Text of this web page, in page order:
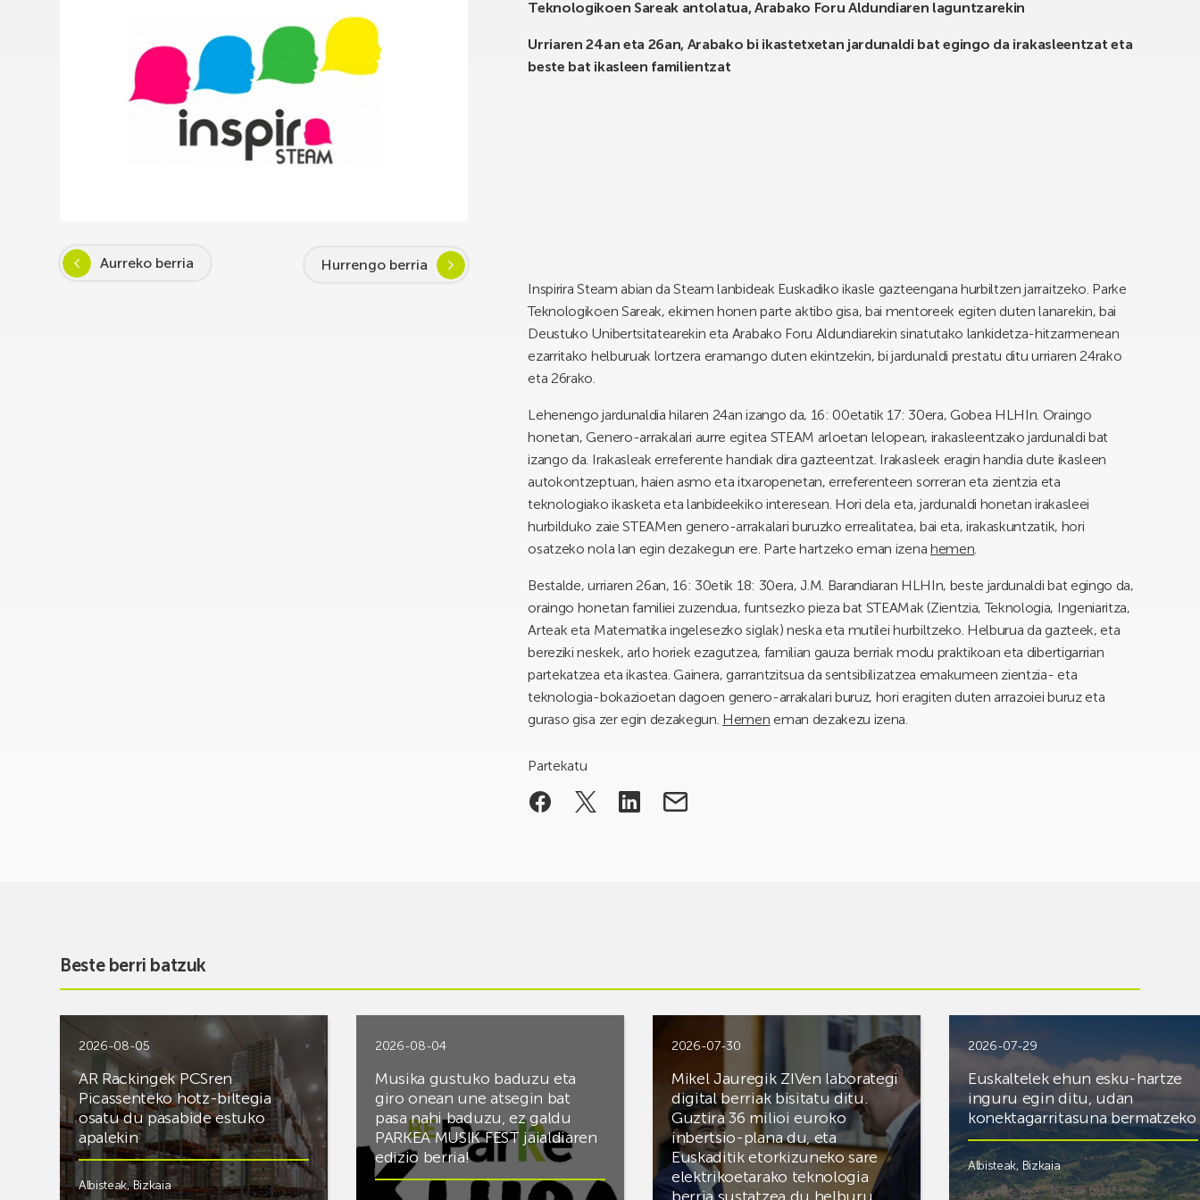
Aurreko berria Hurrengo berria
Teknologikoen Sareak antolatua, Arabako Foru Aldundiaren laguntzarekin
Urriaren 24an eta 26an, Arabako bi ikastetxetan jardunaldi bat egingo da irakasleentzat eta
beste bat ikasleen familientzat
Inspirira Steam abian da Steam lanbideak Euskadiko ikasle gazteengana hurbiltzen jarraitzeko. Parke
Teknologikoen Sareak, ekimen honen parte aktibo gisa, bai mentoreek egiten duten lanarekin, bai
Deustuko Unibertsitatearekin eta Arabako Foru Aldundiarekin sinatutako lankidetza-hitzarmenean
ezarritako helburuak lortzera eramango duten ekintzekin, bi jardunaldi prestatu ditu urriaren 24rako
eta 26rako.
Lehenengo jardunaldia hilaren 24an izango da, 16: 00etatik 17: 30era, Gobea HLHIn. Oraingo
honetan, Genero-arrakalari aurre egitea STEAM arloetan lelopean, irakasleentzako jardunaldi bat
izango da. Irakasleak erreferente handiak dira gazteentzat. Irakasleek eragin handia dute ikasleen
autokontzeptuan, haien asmo eta itxaropenetan, erreferenteen sorreran eta zientzia eta
teknologiako ikasketa eta lanbideekiko interesean. Hori dela eta, jardunaldi honetan irakasleei
hurbilduko zaie STEAMen genero-arrakalari buruzko errealitatea, bai eta, irakaskuntzatik, hori
osatzeko nola lan egin dezakegun ere. Parte hartzeko eman izena hemen.
Bestalde, urriaren 26an, 16: 30etik 18: 30era, J.M. Barandiaran HLHIn, beste jardunaldi bat egingo da,
oraingo honetan familiei zuzendua, funtsezko pieza bat STEAMak (Zientzia, Teknologia, Ingeniaritza,
Arteak eta Matematika ingelesezko siglak) neska eta mutilei hurbiltzeko. Helburua da gazteek, eta
bereziki neskek, arlo horiek ezagutzea, familian gauza berriak modu praktikoan eta dibertigarrian
partekatzea eta ikastea. Gainera, garrantzitsua da sentsibilizatzea emakumeen zientzia- eta
teknologia-bokazioetan dagoen genero-arrakalari buruz, hori eragiten duten arrazoiei buruz eta
guraso gisa zer egin dezakegun. Hemen eman dezakezu izena.
Partekatu
Beste berri batzuk
2026-08-05
AR Rackingek PCSren
Picassenteko hotz-biltegia
osatu du pasabide estuko
apalekin
Albisteak,Bizkaia
2026-08-04
Musika gustuko baduzu eta
giro onean une atsegin bat
pasa nahi baduzu, ez galdu
PARKEA MUSIK FEST jaialdiaren
edizio berria!
2026-07-30
Mikel Jauregik ZIVen laborategi
digital berriak bisitatu ditu.
Guztira 36 milioi euroko
inbertsio-plana du, eta
Euskaditik etorkizuneko sare
elektrikoetarako teknologia
berria sustatzea du helburu
2026-07-29
Euskaltelek ehun esku-hartze
inguru egin ditu, udan
konektagarritasuna bermatzeko
Albisteak, Bizkaia